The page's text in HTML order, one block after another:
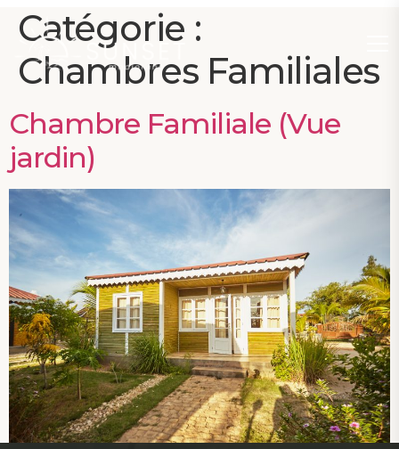
Catégorie :
Chambres Familiales
Chambre Familiale (Vue
jardin)